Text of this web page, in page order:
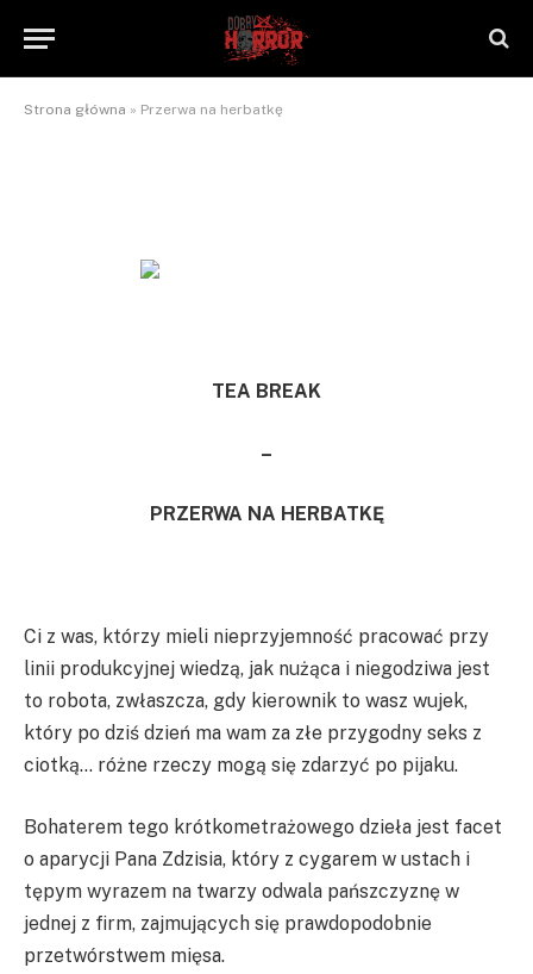
Strona główna » Przerwa na herbatkę
NaTrzeźwoNieWarto
2016-03-11
TEA BREAK
–
PRZERWA NA HERBATKĘ
Ci z was, którzy mieli nieprzyjemność pracować przy
linii produkcyjnej wiedzą, jak nużąca i niegodziwa jest
to robota, zwłaszcza, gdy kierownik to wasz wujek,
który po dziś dzień ma wam za złe przygodny seks z
ciotką… różne rzeczy mogą się zdarzyć po pijaku.
Bohaterem tego krótkometrażowego dzieła jest facet
o aparycji Pana Zdzisia, który z cygarem w ustach i
tępym wyrazem na twarzy odwala pańszczyznę w
jednej z firm, zajmujących się prawdopodobnie
przetwórstwem mięsa.